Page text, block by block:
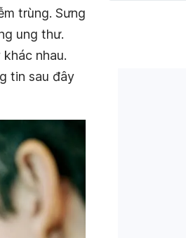
trùng. Sưng
ung thư.
nhau.
tin sau đây